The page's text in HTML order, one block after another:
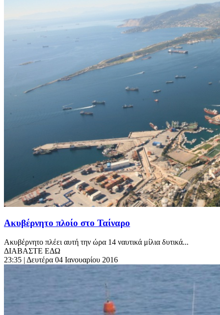
Ακυβέρνητο πλοίο στο Ταίναρο
Ακυβέρνητο πλέει αυτή την ώρα 14 ναυτικά μίλια δυτικά...
ΔΙΑΒΑΣΤΕ ΕΔΩ
23:35 | Δευτέρα 04 Ιανουαρίου 2016